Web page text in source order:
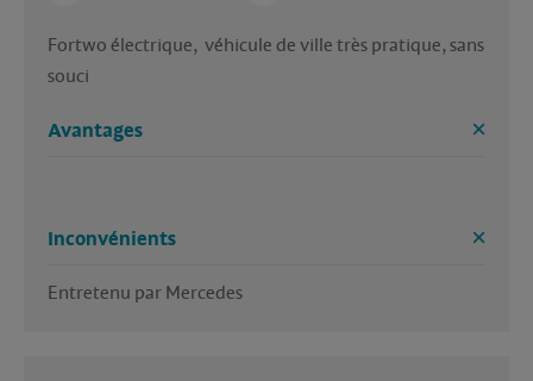
Fortwo électrique,  véhicule de ville très pratique, sans
souci
Avantages
Inconvénients
Entretenu par Mercedes